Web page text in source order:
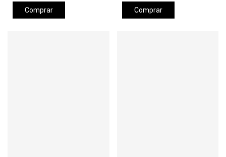
Comprar Comprar